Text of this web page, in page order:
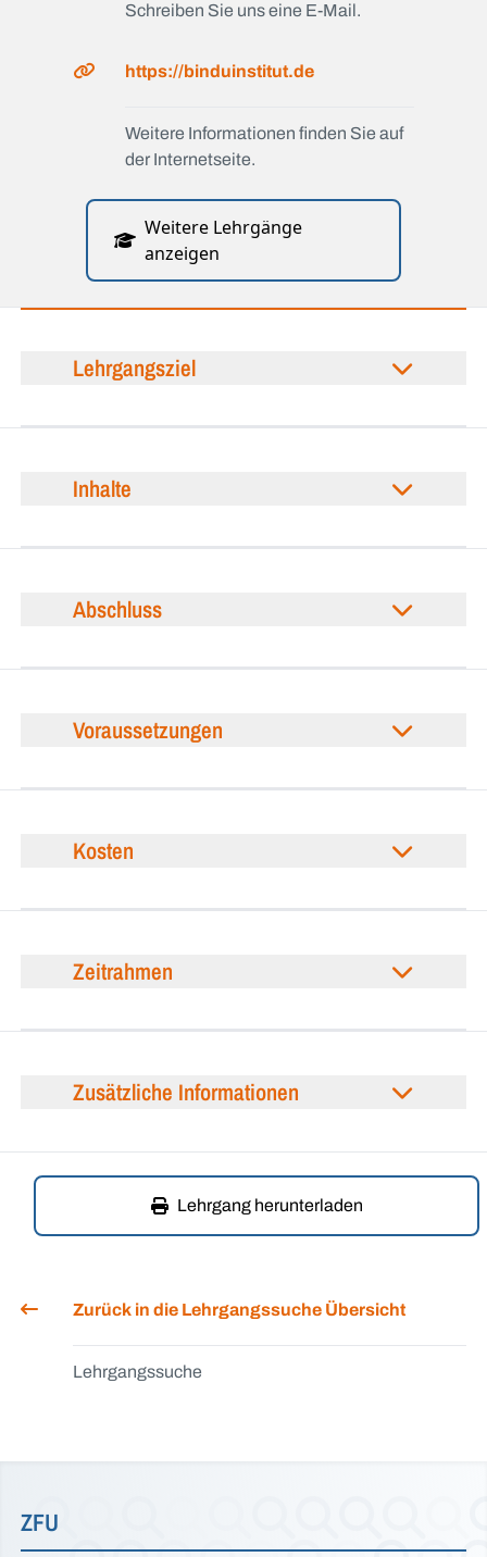
Schreiben Sie uns eine E-Mail.
https://binduinstitut.de
Weitere Informationen finden Sie auf
der Internetseite.
Weitere Lehrgänge
anzeigen
Lehrgangsziel
Inhalte
Abschluss
Voraussetzungen
Kosten
Zeitrahmen
Zusätzliche Informationen
Lehrgang herunterladen
Zurück in die Lehrgangssuche Übersicht
Lehrgangssuche
ZFU